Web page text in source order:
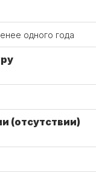
одного года
(отсутствии)